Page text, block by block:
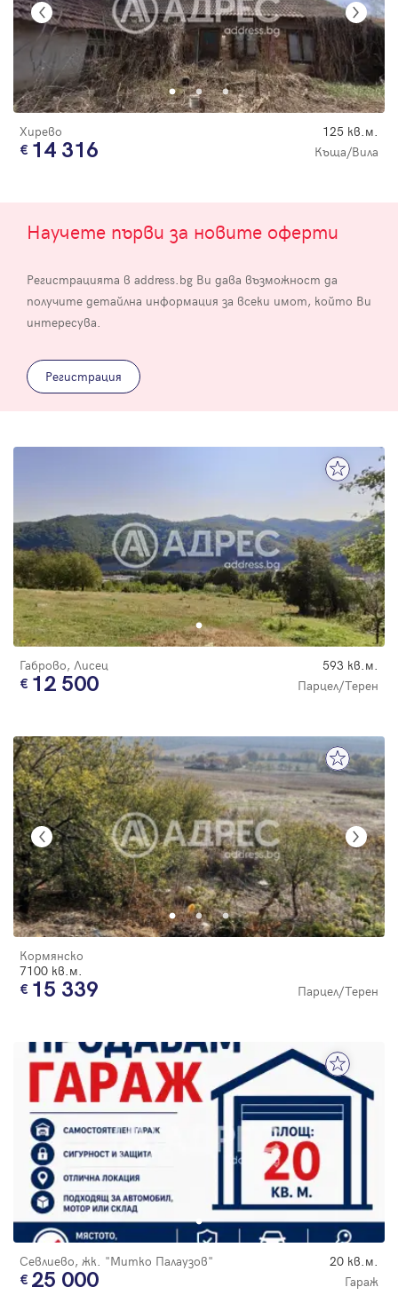
Хирево 125 кв.м.
14 316 Къща/Вила
Научете първи за новите оферти
Регистрацията в address.bg Ви дава възможност да
получите детайлна информация за всеки имот, който Ви
интересува.
Регистрация
Габрово, Лисец 593 кв.м.
12 500 Парцел/Терен
Кормянско
7100 кв.м.
15 339 Парцел/Терен
Севлиево, жк. "Митко Палаузов" 20 кв.м.
25 000 Гараж